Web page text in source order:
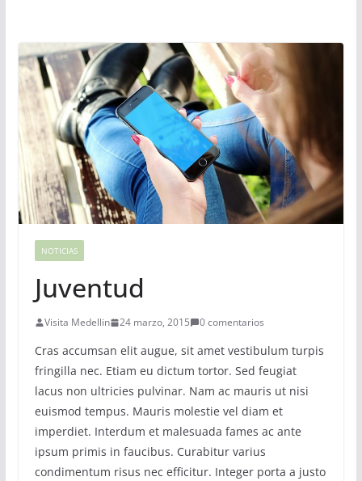
NOTICIAS
Juventud
Visita Medellin 24 marzo, 2015 0 comentarios
Cras accumsan elit augue, sit amet vestibulum turpis
fringilla nec. Etiam eu dictum tortor. Sed feugiat
lacus non ultricies pulvinar. Nam ac mauris ut nisi
euismod tempus. Mauris molestie vel diam et
imperdiet. Interdum et malesuada fames ac ante
ipsum primis in faucibus. Curabitur varius
condimentum risus nec efficitur. Integer porta a justo